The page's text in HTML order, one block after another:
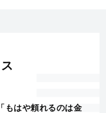
もはや頼れるのは金